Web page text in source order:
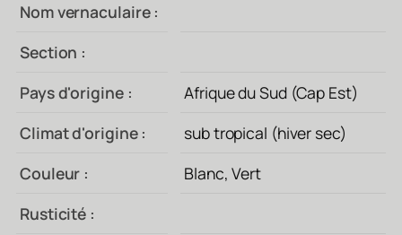
Nom vernaculaire :
Section :
Pays d'origine :
Afrique du Sud (Cap Est)
Climat d'origine :
sub tropical (hiver sec)
Couleur :
Blanc, Vert
Rusticité :